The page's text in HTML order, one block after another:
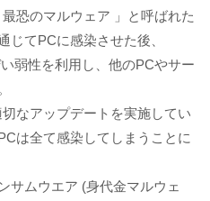
恐のマルウェア 」と呼ばれた
じてPCに感染させた後、
弱性を利用し、他のPCやサー
なアップデートを実施してい
は全て感染してしまうことに
サムウエア (身代金マルウェ